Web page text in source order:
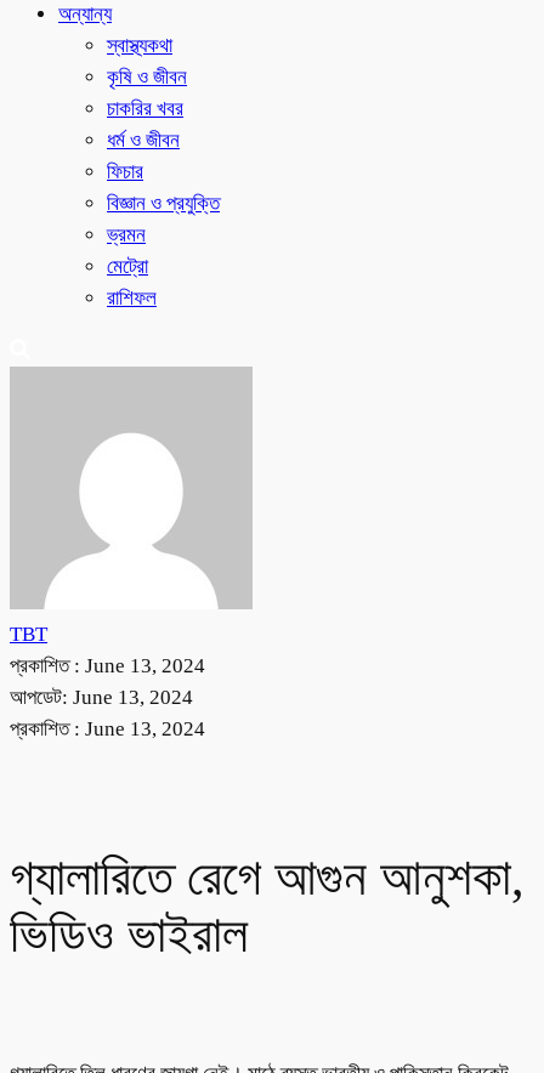
অন্যান্য
স্বাস্থ্যকথা
কৃষি ও জীবন
চাকরির খবর
ধর্ম ও জীবন
ফিচার
বিজ্ঞান ও প্রযুক্তি
ভ্রমন
মেট্রো
রাশিফল
TBT
প্রকাশিত : June 13, 2024
আপডেট: June 13, 2024
প্রকাশিত : June 13, 2024
গ্যালারিতে রেগে আগুন আনুশকা,
ভিডিও ভাইরাল